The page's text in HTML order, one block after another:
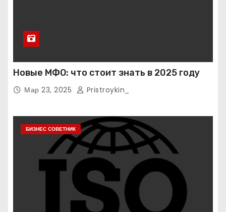
Новые МФО: что стоит знать в 2025 году
Мар 23, 2025 Pristroykin_
БИЗНЕС СОВЕТНИК